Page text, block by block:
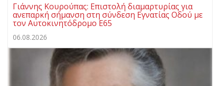
Γιάννης Κουρούπας: Επιστολή διαμαρτυρίας για
ανεπαρκή σήμανση στη σύνδεση Εγνατίας Οδού με
τον Αυτοκινητόδρομο Ε65
06.08.2026